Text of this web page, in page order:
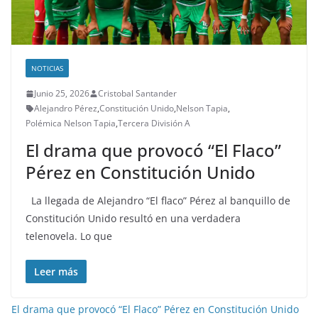
NOTICIAS
Junio 25, 2026
Cristobal Santander
Alejandro Pérez,Constitución Unido,Nelson Tapia,
Polémica Nelson Tapia,Tercera División A
El drama que provocó “El Flaco”
Pérez en Constitución Unido
La llegada de Alejandro “El flaco” Pérez al banquillo de
Constitución Unido resultó en una verdadera
telenovela. Lo que
Leer más
El drama que provocó “El Flaco” Pérez en Constitución Unido